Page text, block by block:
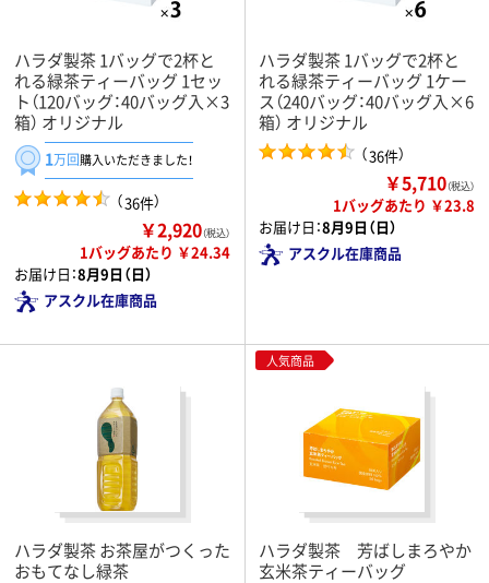
ハラダ製茶 1バッグで2杯と
れる緑茶ティーバッグ 1セッ
ト（120バッグ：40バッグ入×3
箱） オリジナル
1万回購入いただきました！
（36件）
￥2,920（税込）
1バッグあたり ￥24.34
お届け日：8月9日（日）
アスクル在庫商品
ハラダ製茶 1バッグで2杯と
れる緑茶ティーバッグ 1ケー
ス（240バッグ：40バッグ入×6
箱） オリジナル
（36件）
￥5,710（税込）
1バッグあたり ￥23.8
お届け日：8月9日（日）
アスクル在庫商品
ハラダ製茶 お茶屋がつくった
おもてなし緑茶
人気商品
ハラダ製茶 芳ばしまろやか
玄米茶ティーバッグ